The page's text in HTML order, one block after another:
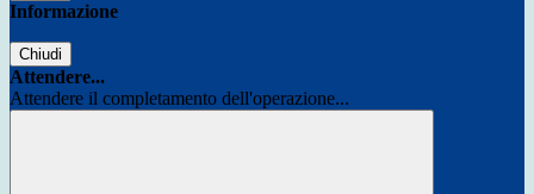
Informazione
Chiudi
Attendere...
Attendere il completamento dell'operazione...